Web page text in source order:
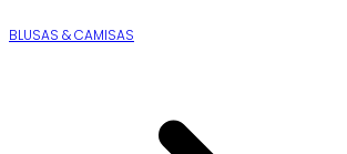
BLUSAS & CAMISAS